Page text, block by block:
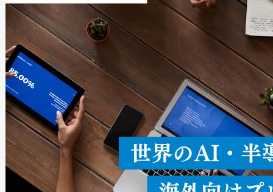
Avia 2は、2種類のFOVオプシ
× 80°のノーマルモード、長
ードを切り替えて使用するこ
ることなく、単一のデバイス
うにします。遠距離まで届く
密度なスキャ […]